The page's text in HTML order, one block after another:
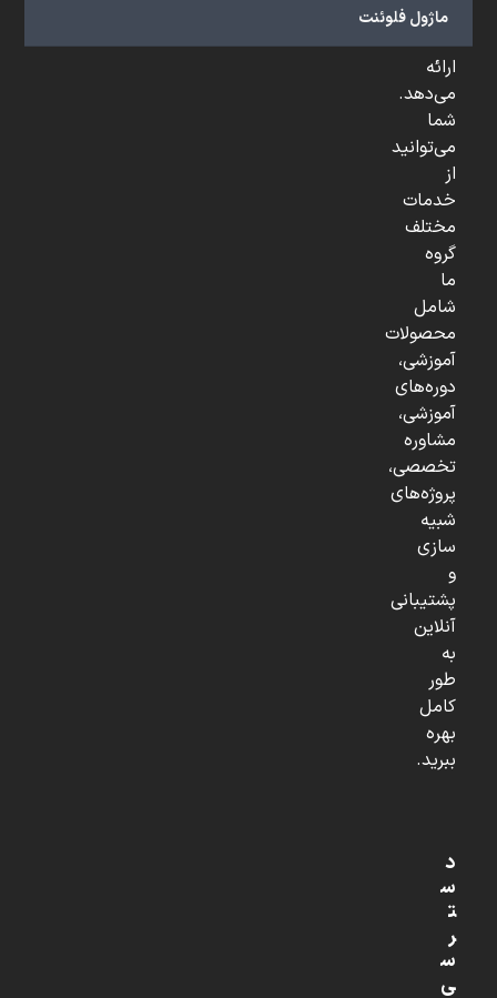
ماژول فلوئنتو
...
ارائه
می‌دهد.
شما
می‌توانید
از
خدمات
مختلف
گروه
ما
شامل
محصولات
آموزشی،
دوره‌های
آموزشی،
مشاوره
تخصصی،
پروژه‌های
شبیه
سازی
و
پشتیبانی
آنلاین
به
طور
کامل
بهره
ببرید.
د
س
ت
ر
س
ی